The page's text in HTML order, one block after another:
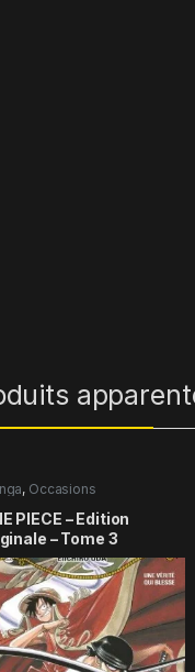
, Occasions
PIECE – Edition
– Tome 3